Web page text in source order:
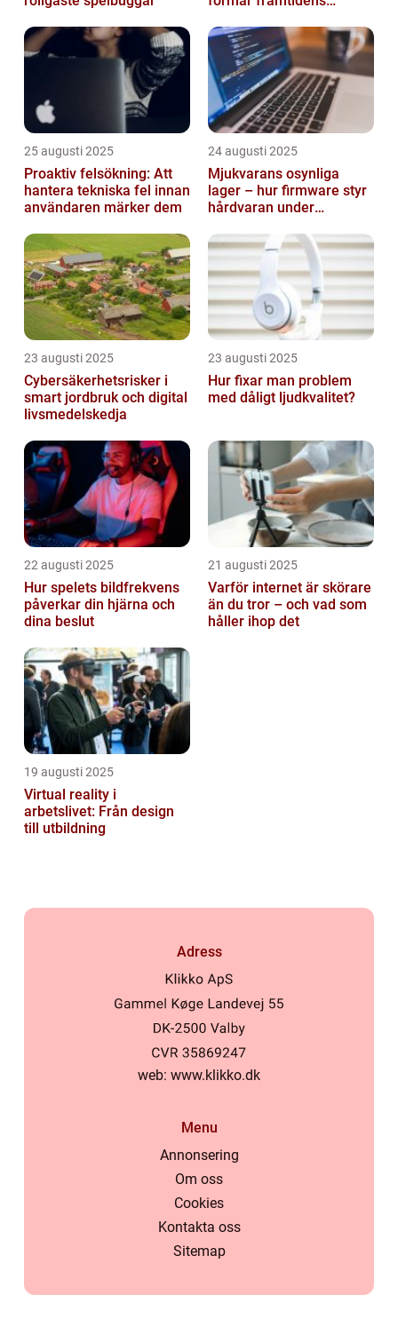
25 augusti 2025
Proaktiv felsökning: Att
hantera tekniska fel innan
användaren märker dem
24 augusti 2025
Mjukvarans osynliga
lager – hur firmware styr
hårdvaran under
23 augusti 2025
Cybersäkerhetsrisker i
smart jordbruk och digital
livsmedelskedja
23 augusti 2025
Hur fixar man problem
med dåligt ljudkvalitet?
22 augusti 2025
Hur spelets bildfrekvens
påverkar din hjärna och
dina beslut
21 augusti 2025
Varför internet är skörare
än du tror – och vad som
håller ihop det
19 augusti 2025
Virtual reality i
arbetslivet: Från design
till utbildning
Adress
web: www.klikko.dk
Menu
Annonsering
Om oss
Cookies
Kontakta oss
Sitemap